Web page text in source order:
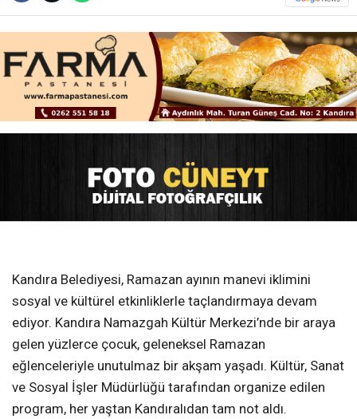
Kandıra Belediyesi, Ramazan ayının manevi iklimini
sosyal ve kültürel etkinliklerle taçlandırmaya devam
ediyor. Kandıra Namazgah Kültür Merkezi’nde bir araya
gelen yüzlerce çocuk, geleneksel Ramazan
eğlenceleriyle unutulmaz bir akşam yaşadı. Kültür, Sanat
ve Sosyal İşler Müdürlüğü tarafından organize edilen
program, her yaştan Kandıralıdan tam not aldı.